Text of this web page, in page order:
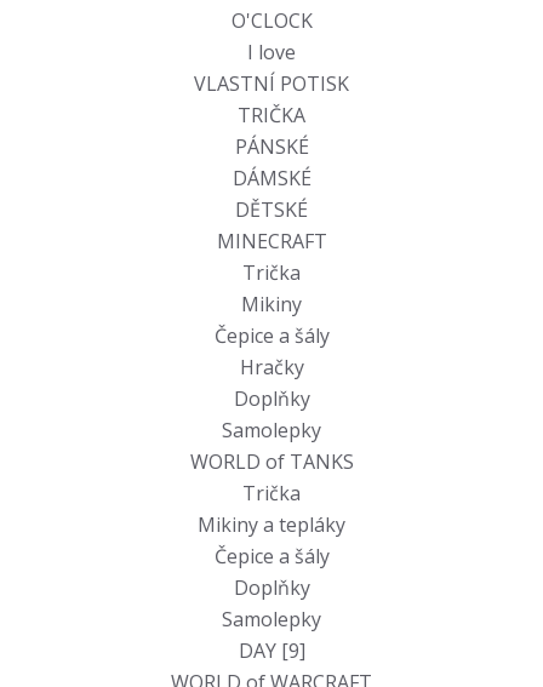
O'CLOCK
I love
VLASTNÍ POTISK
TRIČKA
PÁNSKÉ
DÁMSKÉ
DĚTSKÉ
MINECRAFT
Trička
Mikiny
Čepice a šály
Hračky
Doplňky
Samolepky
WORLD of TANKS
Trička
Mikiny a tepláky
Čepice a šály
Doplňky
Samolepky
DAY [9]